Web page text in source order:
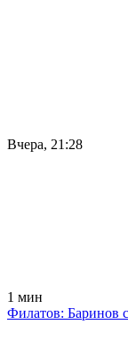
Вчера, 21:28
1 мин
Филатов: Баринов